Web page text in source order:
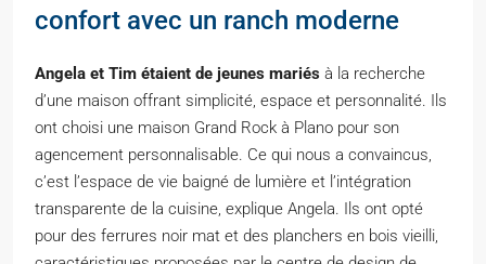
confort avec un ranch moderne
Angela et Tim étaient de jeunes mariés à la recherche
d’une maison offrant simplicité, espace et personnalité. Ils
ont choisi une maison Grand Rock à Plano pour son
agencement personnalisable. Ce qui nous a convaincus,
c’est l’espace de vie baigné de lumière et l’intégration
transparente de la cuisine, explique Angela. Ils ont opté
pour des ferrures noir mat et des planchers en bois vieilli,